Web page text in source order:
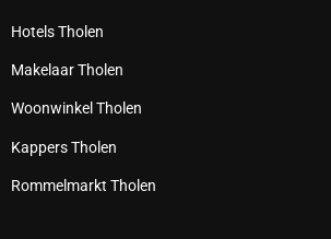
Hotels Tholen
Makelaar Tholen
Woonwinkel Tholen
Kappers Tholen
Rommelmarkt Tholen